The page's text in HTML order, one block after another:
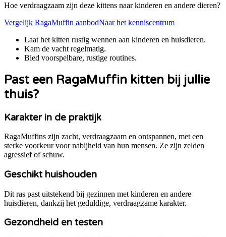
Hoe verdraagzaam zijn deze kittens naar kinderen en andere dieren?
Vergelijk RagaMuffin aanbodNaar het kenniscentrum
Laat het kitten rustig wennen aan kinderen en huisdieren.
Kam de vacht regelmatig.
Bied voorspelbare, rustige routines.
Past een RagaMuffin kitten bij jullie
thuis?
Karakter in de praktijk
RagaMuffins zijn zacht, verdraagzaam en ontspannen, met een
sterke voorkeur voor nabijheid van hun mensen. Ze zijn zelden
agressief of schuw.
Geschikt huishouden
Dit ras past uitstekend bij gezinnen met kinderen en andere
huisdieren, dankzij het geduldige, verdraagzame karakter.
Gezondheid en testen